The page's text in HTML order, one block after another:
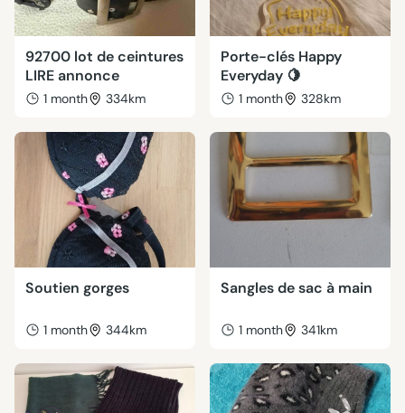
92700 lot de ceintures
LIRE annonce
1 month 334km
Porte-clés Happy
Everyday 🍋
1 month 328km
Soutien gorges
1 month 344km
Sangles de sac à main
1 month 341km